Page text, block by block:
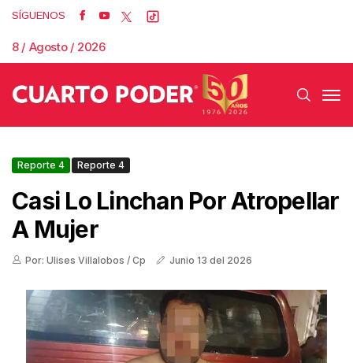
SÍGUENOS
8 / Agosto / 2026
Reporte 4 Reporte 4
Casi Lo Linchan Por Atropellar
A Mujer
Por: Ulises Villalobos / Cp Junio 13 del 2026